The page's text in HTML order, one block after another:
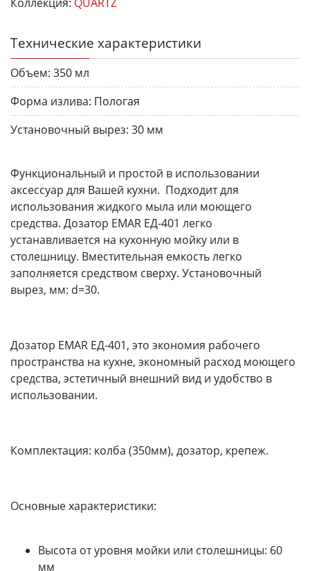
Технические характеристики
Объем: 350 мл
Форма излива: Пологая
Установочный вырез: 30 мм
Функциональный и простой в использовании
аксессуар для Вашей кухни. Подходит для
использования жидкого мыла или моющего
средства. Дозатор EMAR ЕД-401 легко
устанавливается на кухонную мойку или в
столешницу. Вместительная емкость легко
заполняется средством сверху. Установочный
вырез, мм: d=30.
Дозатор EMAR ЕД-401, это экономия рабочего
пространства на кухне, экономный расход моющего
средства, эстетичный внешний вид и удобство в
использовании.
Комплектация: колба (350мм), дозатор, крепеж.
Основные характеристики:
Высота от уровня мойки или столешницы: 60
мм